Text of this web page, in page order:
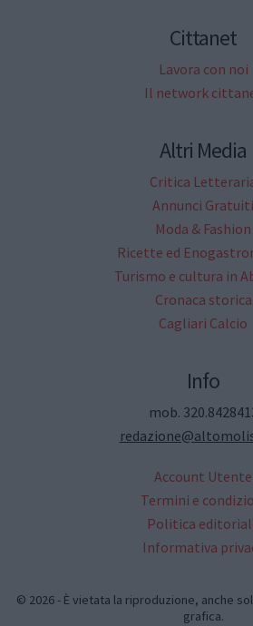
Cittanet
Lavora con noi
Il network
Altri Media
Critica
Annunci Gratuiti
Moda & Fashion
Ricette ed
Turismo e cultura in
Cronaca storica
Cagliari Calcio
Info
mob.
Account Utente
Termini e
Politica
Informativa
© 2026 - È vietata la riproduzione, anche
grafica.